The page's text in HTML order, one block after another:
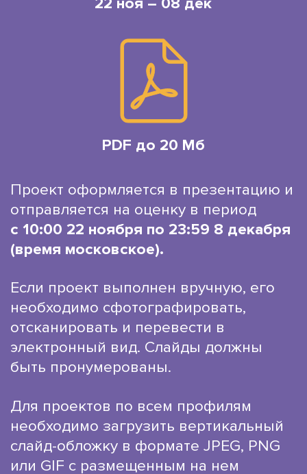
PDF до 20 Мб
Проект оформляется в презентацию и
отправляется на оценку в период
с 10:00 22 ноября по 23:59 8 декабря
(время московское).
Если проект выполнен вручную, его
необходимо сфотографировать,
отсканировать и перевести в
электронный вид. Слайды должны
быть пронумерованы.
Для проектов по всем профилям
необходимо загрузить вертикальный
слайд-обложку в формате JPEG, PNG
или GIF с размещенным на нем